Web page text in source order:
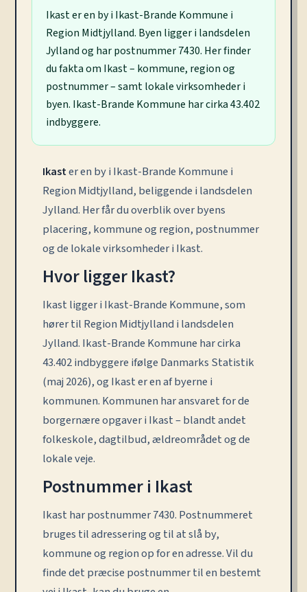
Ikast er en by i Ikast-Brande Kommune i
Region Midtjylland. Byen ligger i landsdelen
Jylland og har postnummer 7430. Her finder
du fakta om Ikast – kommune, region og
postnummer – samt lokale virksomheder i
byen. Ikast-Brande Kommune har cirka 43.402
indbyggere.
Ikaster en by i Ikast-Brande Kommune i
Region Midtjylland, beliggende i landsdelen
Jylland. Her får du overblik over byens
placering, kommune og region, postnummer
og de lokale virksomheder i Ikast.
Hvor ligger Ikast?
Ikast ligger i Ikast-Brande Kommune, som
hører til Region Midtjylland i landsdelen
Jylland. Ikast-Brande Kommune har cirka
43.402 indbyggere ifølge Danmarks Statistik
(maj 2026), og Ikast er en af byerne i
kommunen. Kommunen har ansvaret for de
borgernære opgaver i Ikast – blandt andet
folkeskole, dagtilbud, ældreområdet og de
lokale veje.
Postnummer i Ikast
Ikast har postnummer 7430. Postnummeret
bruges til adressering og til at slå by,
kommune og region op for en adresse. Vil du
finde det præcise postnummer til en bestemt